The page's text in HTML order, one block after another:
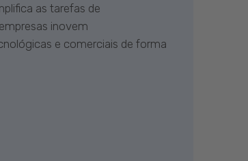
as tarefas de
inovem
e comerciais de forma